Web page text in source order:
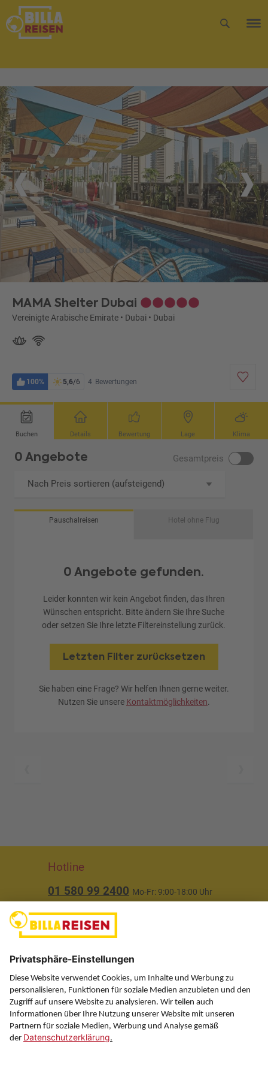
MAMA Shelter Dubai
Vereinigte Arabische Emirate • Dubai • Dubai
100% 5,6/6 4 Bewertungen
Buchen Details Bewertung Lage Klima
0 Angebote Gesamtpreis
Nach Preis sortieren (aufsteigend)
Pauschalreisen Hotel ohne Flug
0 Angebote gefunden.
Leider konnten wir kein Angebot finden, das Ihren
Wünschen entspricht. Bitte ändern Sie Ihre Suche
oder setzen Sie Ihre letzte Filtereinstellung zurück.
Letzten Filter zurücksetzen
Sie haben eine Frage? Wir helfen Ihnen gerne weiter.
Nutzen Sie unsere Kontaktmöglichkeiten.
Hotline
01 580 99 2400 Mo-Fr: 9:00-18:00 Uhr
Über uns
Service
Information
Folgen Sie uns auf